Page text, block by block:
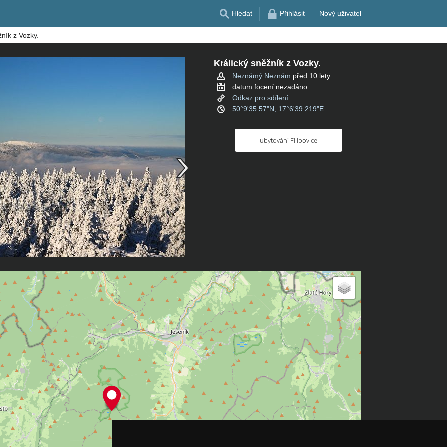
Hledat Přihlásit Nový uživatel
z Vozky.
Králický sněžník z Vozky.
Neznámý Neznám před 10 lety
datum focení nezadáno
Odkaz pro sdílení
50°9'35.57"N, 17°6'39.219"E
ubytování Filipovice